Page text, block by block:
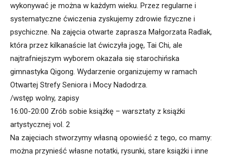
wykonywać je można w każdym wieku. Przez regularne i
systematyczne ćwiczenia zyskujemy zdrowie fizyczne i
psychiczne. Na zajęcia otwarte zaprasza Małgorzata Radlak,
która przez kilkanaście lat ćwiczyła jogę, Tai Chi, ale
najtrafniejszym wyborem okazała się starochińska
gimnastyka Qigong. Wydarzenie organizujemy w ramach
Otwartej Strefy Seniora i Mocy Nadodrza.
/wstęp wolny, zapisy
16:00-20:00 Zrób sobie książkę – warsztaty z książki
artystycznej vol. 2
Na zajęciach stworzymy własną opowieść z tego, co mamy:
można przynieść własne notatki, rysunki, stare książki i inne